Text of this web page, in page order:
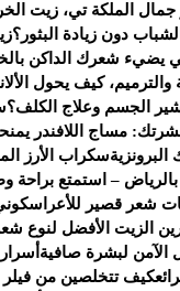
الملكة تي، زيت
دون زيادة البثور؟
يضيء شعرك الداكن
والترميم، كيف يحول
الجسم وعلاج الكلف؟
مساج اللافندر
سكراب الأرز
– استمتع براحة
شعر قصير للأعراس
الزيت الأفضل لنوع
الآمن لبشرة صافية
كيف تتخلصين من